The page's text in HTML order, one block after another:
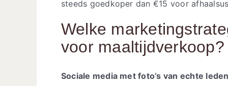
steeds goedkoper dan €15 voor
Welke
voor maaltijdverkoop?
Sociale media met foto’s van echte